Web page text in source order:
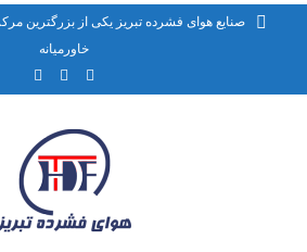
صنایع هوای فشرده تبریز یکی از بزرگترین
خاورمیانه